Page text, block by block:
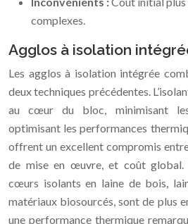
complexes.
Agglos à isolation
Les agglos à isolation intégrée
deux techniques précédentes.
au cœur du bloc, minimisant
optimisant les performances
offrent un excellent compromis
de mise en œuvre, et coût global.
cœurs isolants en laine de bois,
matériaux biosourcés, sont de plus
une performance thermique